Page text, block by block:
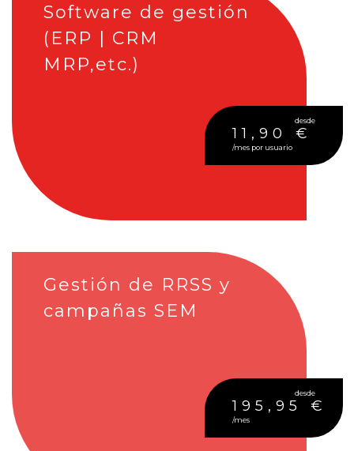
Software de gestión
(ERP | CRM
MRP,etc.)
desde
11,90 €
/mes por usuario
Gestión de RRSS y
campañas SEM
desde
195,95 €
/mes